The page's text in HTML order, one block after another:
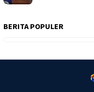
BERITA POPULER